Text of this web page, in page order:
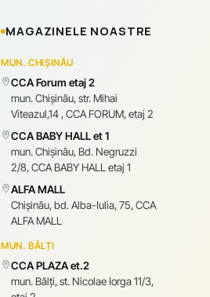
MAGAZINELE NOASTRE
MUN. CHIȘINĂU
CCA Forum etaj 2
mun. Chişinău, str. Mihai
Viteazul,14 , CCA FORUM, etaj 2
CCA BABY HALL et 1
mun. Chişinău, Bd. Negruzzi
2/8, CCA BABY HALL etaj 1
ALFA MALL
Chișinău, bd. Alba-Iulia, 75, CCA
ALFA MALL
MUN. BĂLȚI
CCA PLAZA et.2
mun. Bălți, st. Nicolae Iorga 11/3,